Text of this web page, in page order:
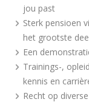
jou past
Sterk pensioen
het grootste
Een
Trainings-,
kennis en
Recht op